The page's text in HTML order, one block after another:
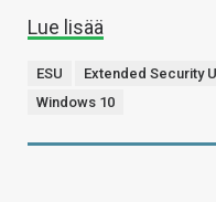
Lue lisää
ESU Extended Security
Windows 10